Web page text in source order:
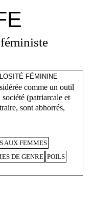
FÉMININE
comme un outil
(patriarcale et
sont abhorrés,
AUX FEMMES
DE GENRE POILS